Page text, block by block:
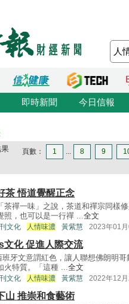
即時新聞 今日信報
頁數： 1 ... 8 9
茶 悟道覺醒正念
茶禪一味」之說，茶道和禪宗同樣
照，也可以是一行禪 ...全文
文化 人情味濃 黃紫慧 2023年01月
文化 促進人際交流
班牙文意謂紅色，讓人聯想佛朗明
火特質。「這種 ...全文
文化 人情味濃 黃紫慧 2022年12月
山 推崇和食藝術